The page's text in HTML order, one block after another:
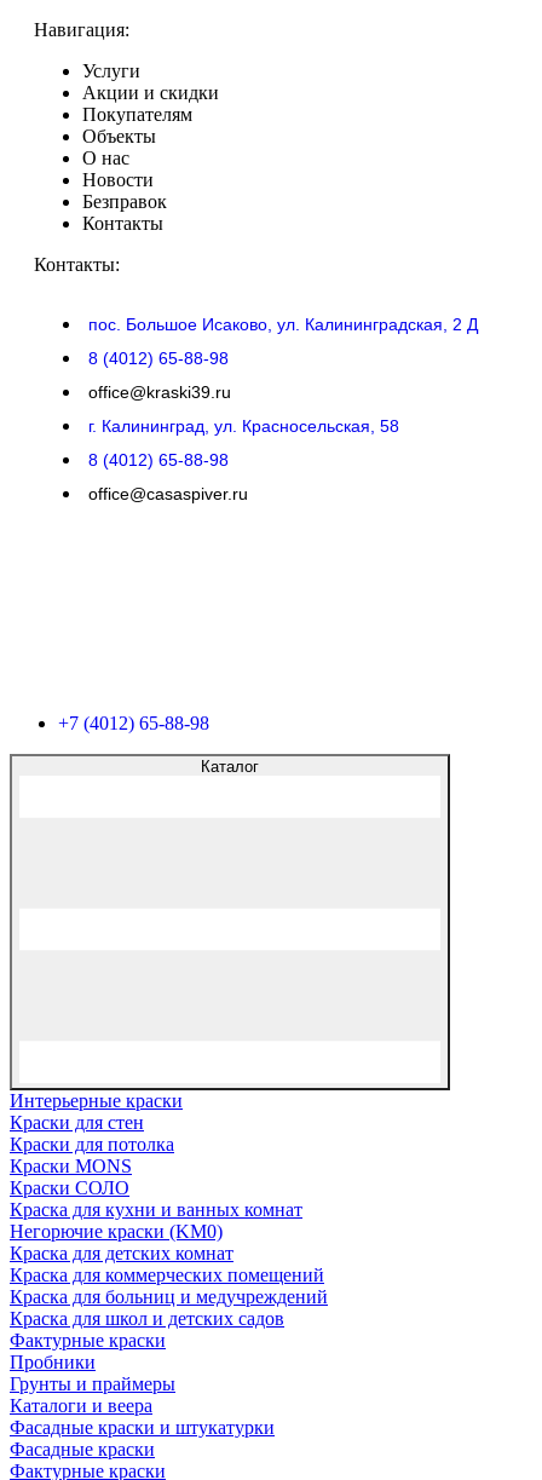
Навигация:
Услуги
Акции и скидки
Покупателям
Объекты
О нас
Новости
Безправок
Контакты
Контакты:
пос. Большое Исаково, ул. Калининградская, 2 Д
8 (4012) 65-88-98
office@kraski39.ru
г. Калининград, ул. Красносельская, 58
8 (4012) 65-88-98
office@casaspiver.ru
+7 (4012) 65-88-98
Каталог
Интерьерные краски
Краски для стен
Краски для потолка
Краски MONS
Краски СОЛО
Краска для кухни и ванных комнат
Негорючие краски (KM0)
Краска для детских комнат
Краска для коммерческих помещений
Краска для больниц и медучреждений
Краска для школ и детских садов
Фактурные краски
Пробники
Грунты и праймеры
Каталоги и веера
Фасадные краски и штукатурки
Фасадные краски
Фактурные краски